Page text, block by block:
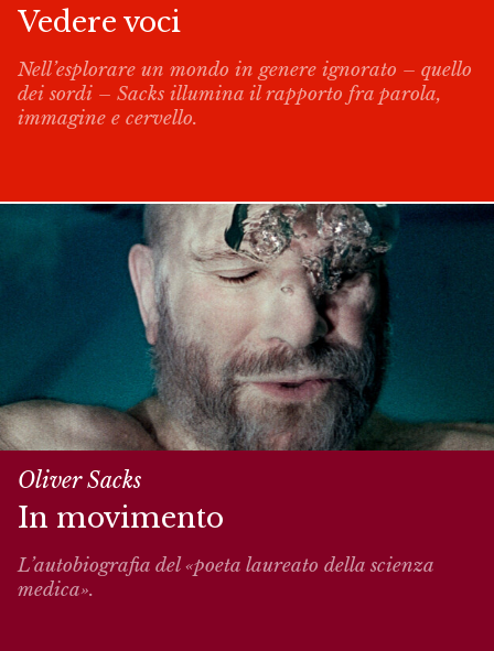
Vedere voci
Nell’esplorare un mondo in genere ignorato – quello
dei sordi – Sacks illumina il rapporto fra parola,
immagine e cervello.
Oliver Sacks
In movimento
L’autobiografia del «poeta laureato della scienza
medica».